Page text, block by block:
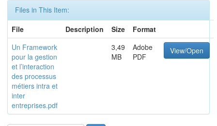
Files in This Item:
File
Description Size
Format
Un Framework
pour la gestion
et l’interaction
des processus
métiers intra et
inter
entreprises.pdf
3,49
MB
Adobe
PDF
View/Open